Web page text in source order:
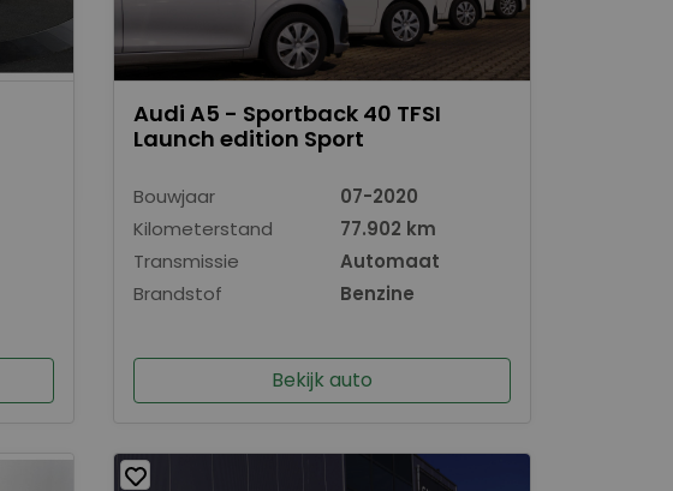
Audi A5 - Sportback 40 TFSI
Launch edition Sport
Bouwjaar
07-2020
Kilometerstand
77.902 km
Transmissie
Automaat
Brandstof
Benzine
Bekijk auto